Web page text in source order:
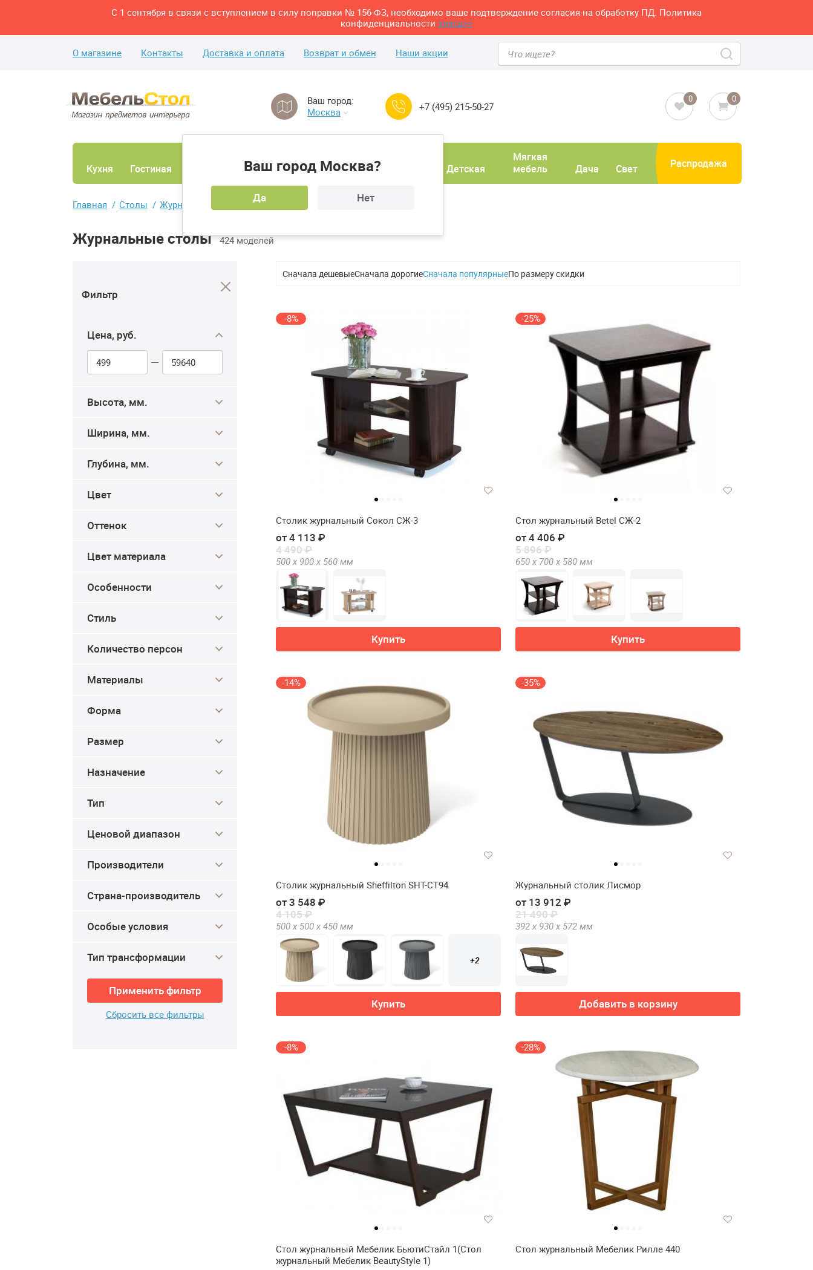
С 1 сентября в связи с вступлением в силу поправки № 156-ФЗ, необходимо ваше подтверждение согласия на обработку ПД. Политика
конфиденциальности здесь>>
О магазине Контакты Доставка и оплата Возврат и обмен Наши акции
Ваш город:
Москва
Ваш город Москва?
Да Нет
+7 (495) 215-50-27
0 0
Кухня Гостиная Спальня
кабинет
Детская
Мягкая
мебель
Дача Свет Распродажа
Главная Столы Журнальные столы
Журнальные столы 424 моделей
Сначала дешевыеСначала дорогиеСначала популярныеПо размеру скидки
-8%
Столик журнальный Сокол СЖ-3
от 4 113 ₽
4 490 ₽
500 х 900 х 560 мм
Купить
-25%
Стол журнальный Betel СЖ-2
от 4 406 ₽
5 896 ₽
650 х 700 х 580 мм
Купить
-14%
Столик журнальный Sheffilton SHT-CT94
от 3 548 ₽
4 105 ₽
500 х 500 х 450 мм
+2
Купить
-35%
Журнальный столик Лисмор
от 13 912 ₽
21 490 ₽
392 х 930 х 572 мм
Добавить в корзину
-8%
Стол журнальный Мебелик БьютиСтайл 1(Стол
журнальный Мебелик BeautyStyle 1)
-28%
Стол журнальный Мебелик Рилле 440
Фильтр
Цена, руб.
Высота, мм.
Ширина, мм.
Глубина, мм.
Цвет
Оттенок
Цвет материала
Особенности
Стиль
Количество персон
Материалы
Форма
Размер
Назначение
Тип
Ценовой диапазон
Производители
Страна-производитель
Особые условия
Тип трансформации
Применить фильтр
Сбросить все фильтры